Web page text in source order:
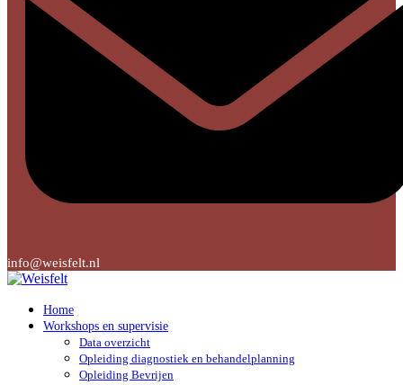
info@weisfelt.nl
Home
Workshops en supervisie
Data overzicht
Opleiding diagnostiek en behandelplanning
Opleiding Bevrijen